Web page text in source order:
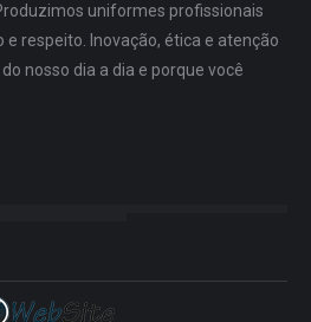
uniformes profissionais
e respeito. Inovação, ética e atenção
nosso dia a dia e porque você